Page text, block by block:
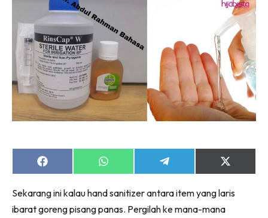
Share
on
Share
on
Share
on
Share
on
(Twitter)
Sekarang ini kalau hand sanitizer antara item yang laris
ibarat goreng pisang panas. Pergilah ke mana-mana